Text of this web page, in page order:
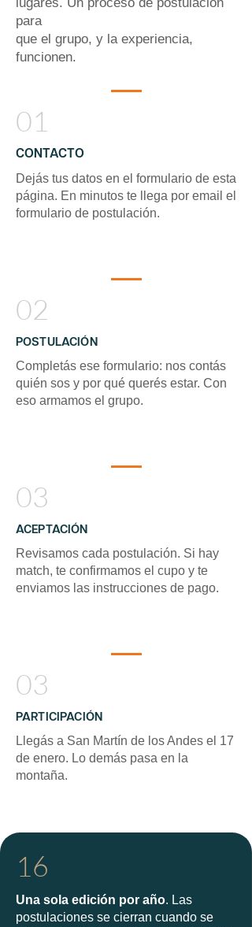
para
que el grupo, y la experiencia,
funcionen.
01
CONTACTO
Dejás tus datos en el formulario de esta
página. En minutos te llega por email el
formulario de postulación.
02
POSTULACIÓN
Completás ese formulario: nos contás
quién sos y por qué querés estar. Con
eso armamos el grupo.
03
ACEPTACIÓN
Revisamos cada postulación. Si hay
match, te confirmamos el cupo y te
enviamos las instrucciones de pago.
03
PARTICIPACIÓN
Llegás a San Martín de los Andes el 17
de enero. Lo demás pasa en la
montaña.
16
Una sola edición por año. Las
postulaciones se cierran cuando se